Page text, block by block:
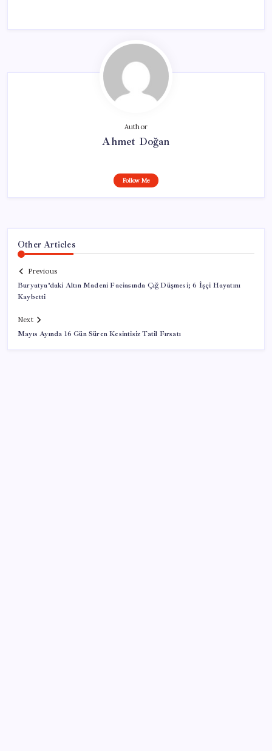
Author
Ahmet Doğan
Follow Me
Other Articles
Previous
Buryatya’daki Altın Madeni Faciasında Çığ Düşmesi; 6 İşçi Hayatını
Kaybetti
Next
Mayıs Ayında 16 Gün Süren Kesintisiz Tatil Fırsatı